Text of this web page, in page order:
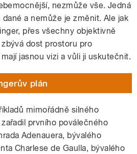
nezmůže vše. Jedná
a nemůže je změnit. Ale jak
přes všechny objektivně
dost prostoru pro
jasnou vizi a vůli ji uskutečnit.
plán
mimořádně silného
prvního poválečného
Adenauera, bývalého
Charlese de Gaulla, bývalého